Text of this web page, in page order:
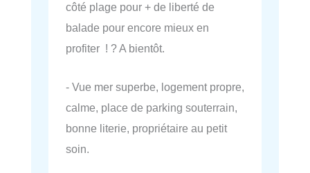
côté plage pour + de liberté de
balade pour encore mieux en
profiter ! ? A bientôt.
- Vue mer superbe, logement propre,
calme, place de parking souterrain,
bonne literie, propriétaire au petit
soin.